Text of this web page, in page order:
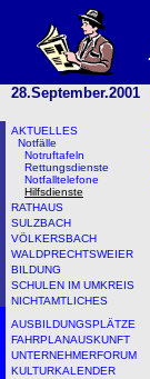
28.September.2001
AKTUELLES
Notfälle
Notruftafeln
Rettungsdienste
Notfalltelefone
Hilfsdienste
RATHAUS
SULZBACH
VÖLKERSBACH
WALDPRECHTSWEIER
BILDUNG
SCHULEN IM UMKREIS
NICHTAMTLICHES
AUSBILDUNGSPLÄTZE
FAHRPLANAUSKUNFT
UNTERNEHMERFORUM
KULTURKALENDER